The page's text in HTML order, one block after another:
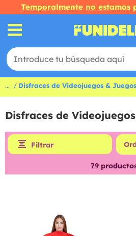
Temporalmente no estamos
... Disfraces de Videojuegos & Juegos
Disfraces de
Filtrar
79